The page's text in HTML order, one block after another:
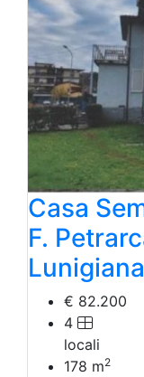
Casa
F.
€ 82.200
4
locali
178 m2